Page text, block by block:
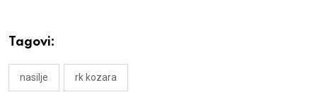
Tagovi:
nasilje rk kozara